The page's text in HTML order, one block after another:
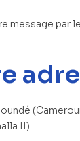
message par
II)